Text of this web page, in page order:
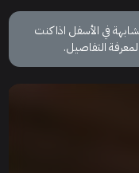
في الأسفل اذا كنت
التفاصيل.